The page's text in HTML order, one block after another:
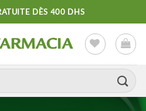
DÈS 400 DHS